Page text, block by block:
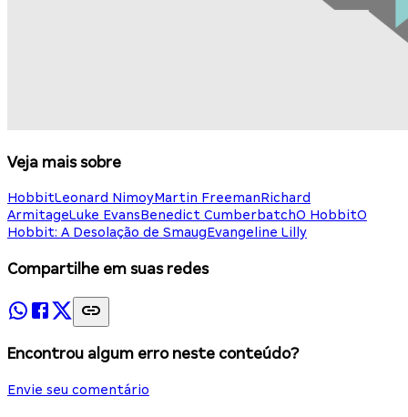
Veja mais sobre
HobbitLeonard NimoyMartin FreemanRichard
ArmitageLuke EvansBenedict CumberbatchO HobbitO
Hobbit: A Desolação de SmaugEvangeline Lilly
Compartilhe em suas redes
Encontrou algum erro neste conteúdo?
Envie seu comentário